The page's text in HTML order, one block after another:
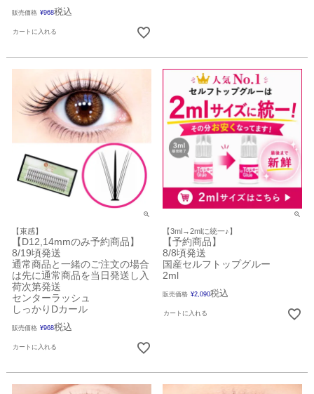
販売価格 ¥968税込
カートに入れる
【束感】
【D12,14mmのみ予約商品】
8/19頃発送
通常商品と一緒のご注文の場合
は先に通常商品を当日発送し入
荷次第発送
センターラッシュ
しっかりDカール
販売価格 ¥968税込
カートに入れる
【3ml→2mlに統一♪】
【予約商品】
8/8頃発送
国産セルフトップグルー
2ml
販売価格 ¥2,090税込
カートに入れる